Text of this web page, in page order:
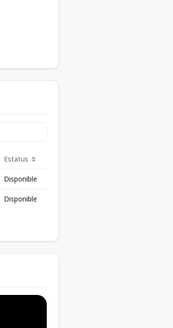
Estatus
Disponible
Disponible